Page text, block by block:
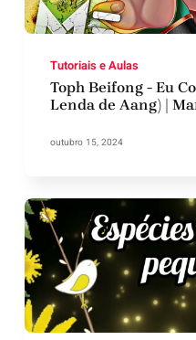
Tutoriais e Aulas
Toph Beifong - Eu
Lenda de Aang) |
outubro 15, 2024